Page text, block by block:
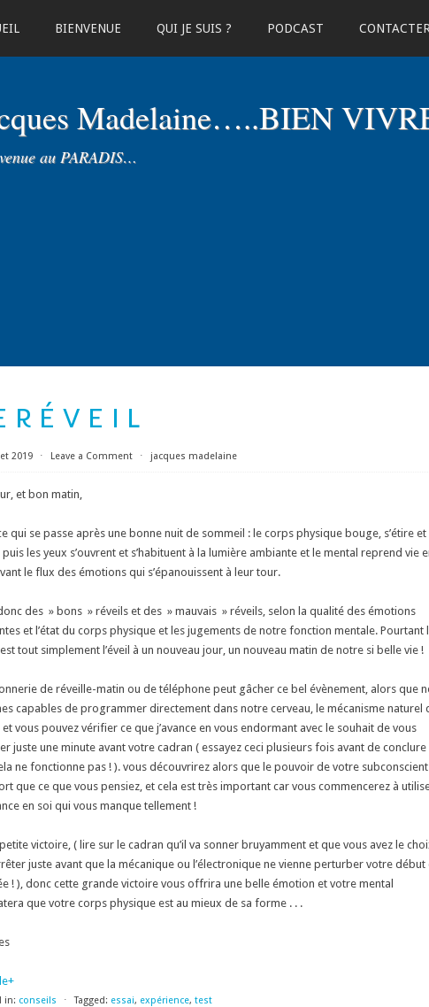
BIENVENUE QUI JE SUIS ? PODCAST
Madelaine…..BIEN
au PARADIS…
R É V E I L
2019 ⋅ Leave a Comment ⋅ jacques madelaine
et bon matin,
qui se passe après une bonne nuit de sommeil : le corps physique bouge, s’étire et
puis les yeux s’ouvrent et s’habituent à la lumière ambiante et le mental reprend vie
le flux des émotions qui s’épanouissent à leur tour.
des » bons » réveils et des » mauvais » réveils, selon la qualité des émotions
et l’état du corps physique et les jugements de notre fonction mentale. Pourtant
tout simplement l’éveil à un nouveau jour, un nouveau matin de notre si belle vie !
de réveille-matin ou de téléphone peut gâcher ce bel évènement, alors que
capables de programmer directement dans notre cerveau, le mécanisme naturel
et vous pouvez vérifier ce que j’avance en vous endormant avec le souhait de vous
juste une minute avant votre cadran ( essayez ceci plusieurs fois avant de conclure
ne fonctionne pas ! ). vous découvrirez alors que le pouvoir de votre
que ce que vous pensiez, et cela est très important car vous commencerez à
en soi qui vous manque tellement !
victoire, ( lire sur le cadran qu’il va sonner bruyamment et que vous avez le
juste avant que la mécanique ou l’électronique ne vienne perturber votre début
! ), donc cette grande victoire vous offrira une belle émotion et votre mental
que votre corps physique est au mieux de sa forme . . .
in: conseils ⋅ Tagged: essai, expérience, test